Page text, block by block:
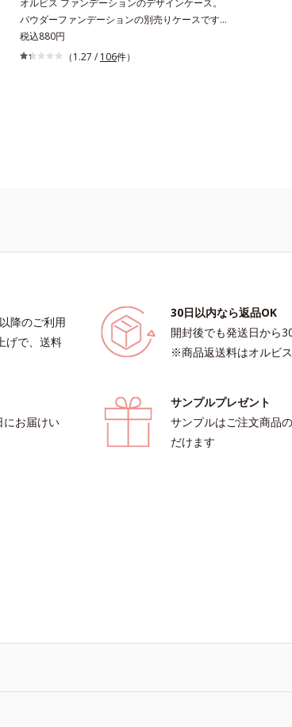
オルビス ファンデーションのデザインケース。
パウダーファンデーションの別売りケースです。
シンプルで使いやすい上品なシルバーの別売りケ
ースは、タイムレスフィットファンデーション
税込880円
（1.27 / 106件）
降のご利用
げで、送料
30日以内なら返品OK
開封後でも発送日から
※商品返送料はオルビ
にお届けい
サンプルプレゼント
サンプルはご注文商品
だけます